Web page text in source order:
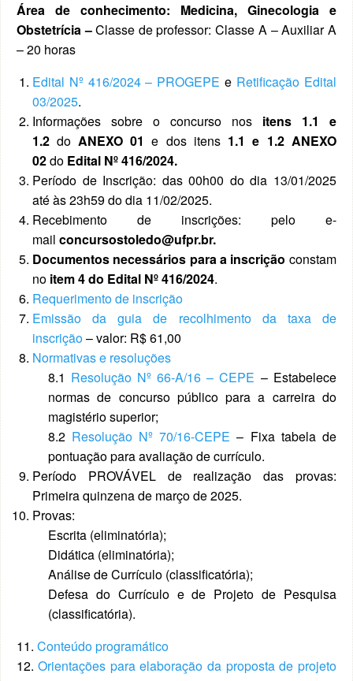
Área de conhecimento: Medicina, Ginecologia e
Obstetrícia –Classe de professor: Classe A – Auxiliar A
– 20 horas
Edital Nº 416/2024 – PROGEPE e Retificação Edital
03/2025.
Informações sobre o concurso nos itens 1.1 e
1.2 do ANEXO 01 e dos itens 1.1 e 1.2 ANEXO
02do Edital Nº 416/2024.
Período de Inscrição: das 00h00 do dia 13/01/2025
até às 23h59 do dia 11/02/2025.
Recebimento de inscrições: pelo e-
mail concursostoledo@ufpr.br.
Documentos necessários para a inscrição constam
no item 4 do Edital Nº 416/2024.
Requerimento de inscrição
Emissão da guia de recolhimento da taxa de
inscrição– valor: R$ 61,00
Normativas e resoluções
8.1 Resolução Nº 66-A/16 – CEPE – Estabelece
normas de concurso público para a carreira do
magistério superior;
8.2 Resolução Nº 70/16-CEPE – Fixa tabela de
pontuação para avaliação de currículo.
Período PROVÁVEL de realização das provas:
Primeira quinzena de março de 2025.
Provas:
Escrita (eliminatória);
Didática (eliminatória);
Análise de Currículo (classificatória);
Defesa do Currículo e de Projeto de Pesquisa
(classificatória).
11. Conteúdo programático
12. Orientações para elaboração da proposta de projeto